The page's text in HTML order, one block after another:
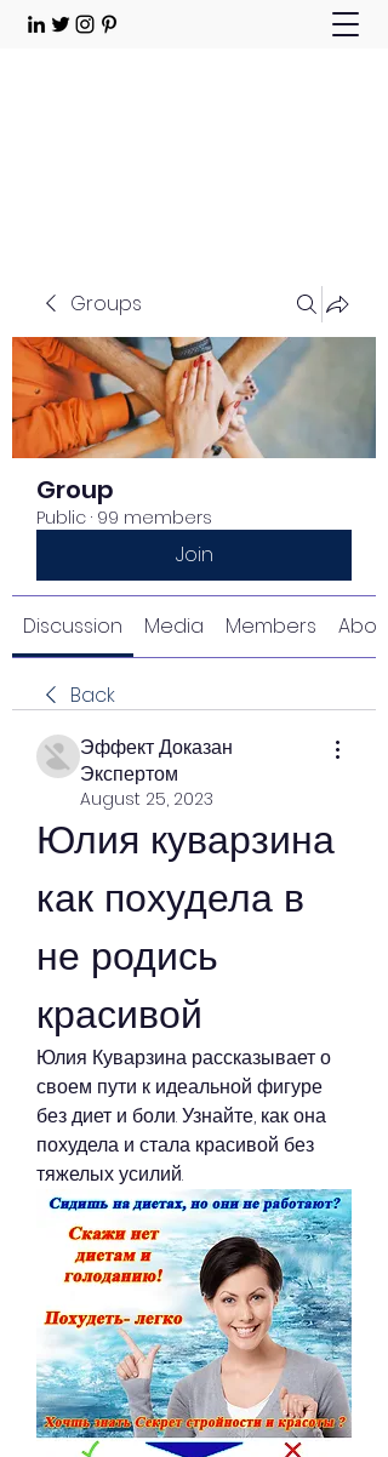
Groups
Group
Public · 99 members
Join
Discussion Media Members About
Back
Эффект Доказан
Экспертом
August 25, 2023
Юлия куварзина
как похудела в
не родись
красивой
Юлия Куварзина рассказывает о
своем пути к идеальной фигуре
без диет и боли. Узнайте, как она
похудела и стала красивой без
тяжелых усилий.